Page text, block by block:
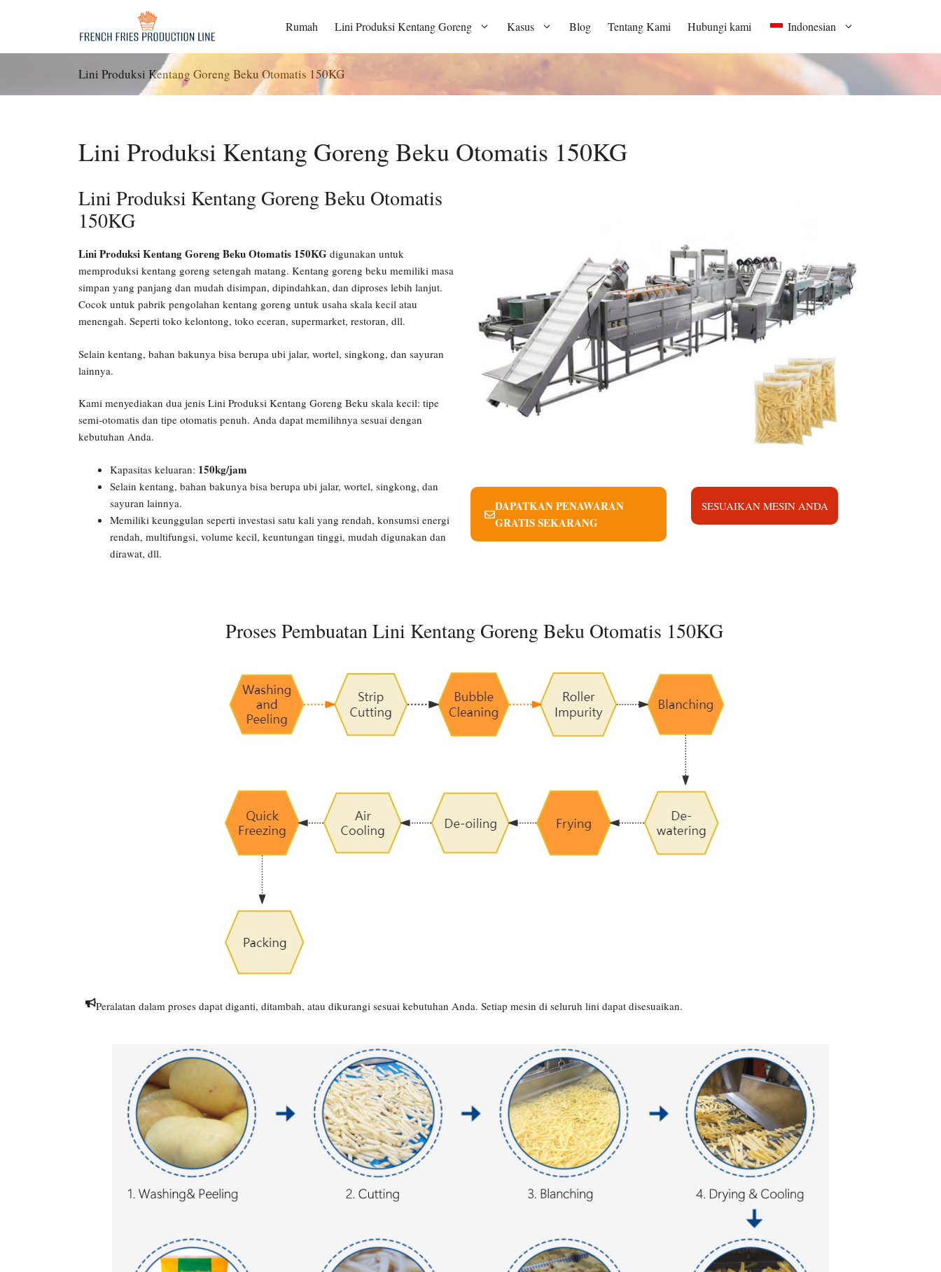
Rumah Lini Produksi Kentang Goreng Kasus Blog Tentang Kami Hubungi kami Indonesian
Lini Produksi Kentang Goreng Beku Otomatis 150KG
Lini Produksi Kentang Goreng Beku Otomatis 150KG
Lini Produksi Kentang Goreng Beku Otomatis
150KG
Lini Produksi Kentang Goreng Beku Otomatis 150KG digunakan untuk
memproduksi kentang goreng setengah matang. Kentang goreng beku memiliki masa
simpan yang panjang dan mudah disimpan, dipindahkan, dan diproses lebih lanjut.
Cocok untuk pabrik pengolahan kentang goreng untuk usaha skala kecil atau
menengah. Seperti toko kelontong, toko eceran, supermarket, restoran, dll.
Selain kentang, bahan bakunya bisa berupa ubi jalar, wortel, singkong, dan sayuran
lainnya.
Kami menyediakan dua jenis Lini Produksi Kentang Goreng Beku skala kecil: tipe
semi-otomatis dan tipe otomatis penuh. Anda dapat memilihnya sesuai dengan
kebutuhan Anda.
Kapasitas keluaran: 150kg/jam
Selain kentang, bahan bakunya bisa berupa ubi jalar, wortel, singkong, dan
sayuran lainnya.
Memiliki keunggulan seperti investasi satu kali yang rendah, konsumsi energi
rendah, multifungsi, volume kecil, keuntungan tinggi, mudah digunakan dan
dirawat, dll.
DAPATKAN PENAWARAN
GRATIS SEKARANG
SESUAIKAN MESIN ANDA
Proses Pembuatan Lini Kentang Goreng Beku Otomatis 150KG
Peralatan dalam proses dapat diganti, ditambah, atau dikurangi sesuai kebutuhan Anda. Setiap mesin di seluruh lini dapat disesuaikan.